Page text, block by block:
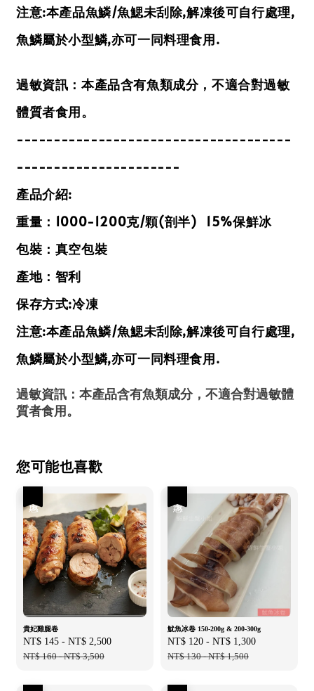
注意:本產品魚鱗/魚鰓未刮除,解凍後可自行處理,
魚鱗屬於小型鱗,亦可一同料理食用.
過敏資訊：本產品含有魚類成分，不適合對過敏
體質者食用。
-------------------------------------
----------------------
產品介紹:
重量：1000-1200克/顆(剖半) 15%保鮮冰
包裝：真空包裝
產地：智利
保存方式:冷凍
注意:本產品魚鱗/魚鰓未刮除,解凍後可自行處理,
魚鱗屬於小型鱗,亦可一同料理食用.
過敏資訊：本產品含有魚類成分，不適合對過敏體
質者食用。
您可能也喜歡
貴妃雞腿卷
Sale
price
NT$ 145 - NT$ 2,500
NT$ 160-NT$ 3,500
魷魚冰卷 150-200g & 200-300g
Sale
price
NT$ 120 - NT$ 1,300
NT$ 130-NT$ 1,500